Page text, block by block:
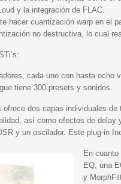
y la integración de FLAC.
hacer cuantización warp en el
no destructiva, lo cual
cada uno con hasta ocho
tiene 300 presets y sonidos.
ofrece dos capas individuales
así como efectos de delay
y un oscilador. Este plug-in
En
EQ, una
y